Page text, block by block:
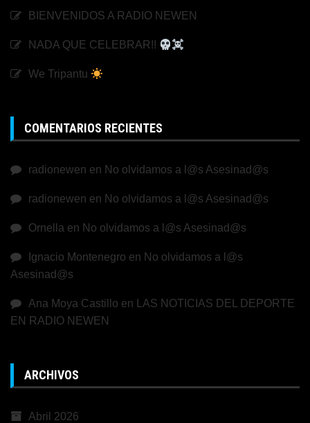
BIENVENIDOS A RADIO NEWEN
NADA QUE CELEBRAR!!
We Tripantu
COMENTARIOS RECIENTES
radionewen en No olvidamos a l@s Asesinad@s
radionewen en No olvidamos a l@s Asesinad@s
Ornella en No olvidamos a l@s Asesinad@s
Ignacio Montenegro en No olvidamos a l@s
Asesinad@s
Ana Moya Castillo en
LAS NOTICIAS DEL DEPORTE
EN RADIO NEWEN
ARCHIVOS
Abril 2026